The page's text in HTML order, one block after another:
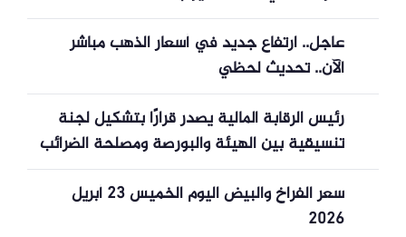
عاجل.. ارتفاع جديد في أسعار الذهب مباشر
الآن.. تحديث لحظي
رئيس الرقابة المالية يصدر قرارًا بتشكيل لجنة
تنسيقية بين الهيئة والبورصة ومصلحة الضرائب
سعر الفراخ والبيض اليوم الخميس 23 أبريل
2026